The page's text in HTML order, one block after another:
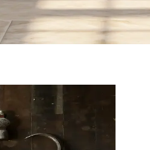
ve bronz kulplar, estetik ve